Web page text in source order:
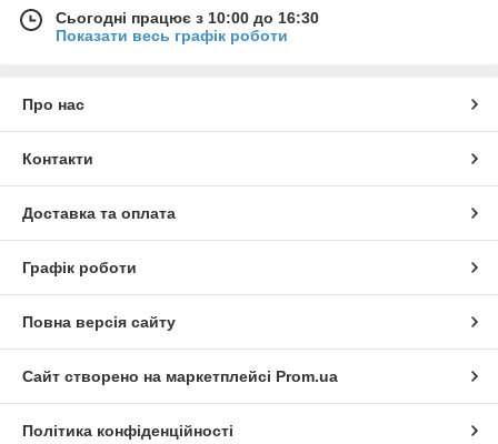
Сьогодні працює з 10:00 до 16:30
Показати весь графік роботи
Про нас
Контакти
Доставка та оплата
Графік роботи
Повна версія сайту
Сайт створено на маркетплейсі Prom.ua
Політика конфіденційності